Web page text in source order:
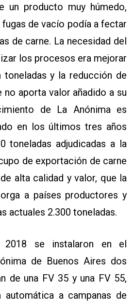
un producto muy húmedo,
de vacío podía a fectar
de carne. La necesidad del
los procesos era mejorar
toneladas y la reducción de
no aporta valor añadido a su
de La Anónima es
en los últimos tres años
toneladas adjudicadas a la
de exportación de carne
alta calidad y valor, que la
a países productores y
actuales 2.300 toneladas.
se instalaron en el
de Buenos Aires dos
de una FV 35 y una FV 55,
automática a campanas de